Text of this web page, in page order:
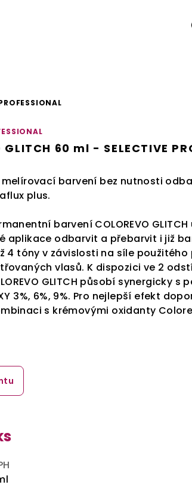
GLITCH 60 ml - SELECTIVE
barvení bez nutnosti
plus.
barvení COLOREVO
aplikace odbarvit a přebarvit i již
4 tóny v závislosti na síle použitého
vlasů. K dispozici ve 2
GLITCH působí synergicky s
3%, 6%, 9%. Pro nejlepší efekt
s krémovými oxidanty